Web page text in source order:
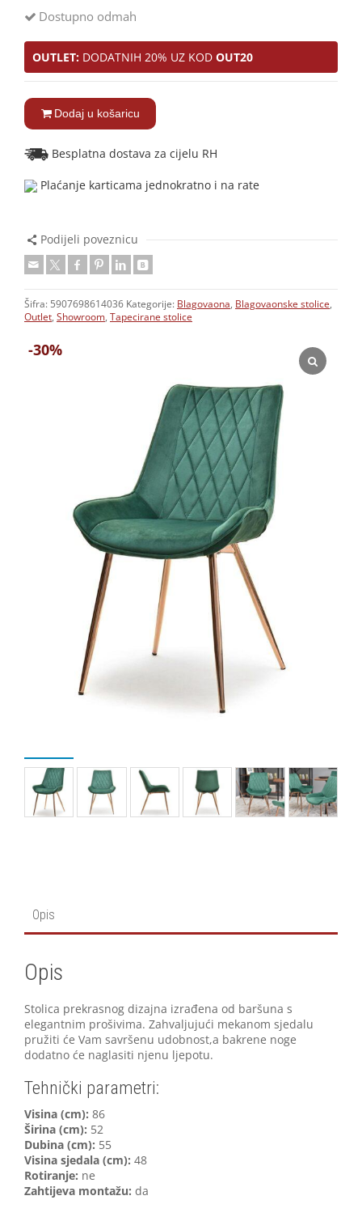
-30%
Dostupno odmah
OUTLET: DODATNIH 20% UZ KOD OUT20
Dodaj u košaricu
Besplatna dostava za cijelu RH
Plaćanje karticama jednokratno i na rate
Podijeli poveznicu
Šifra: 5907698614036 Kategorije: Blagovaona, Blagovaonske stolice,
Outlet, Showroom, Tapecirane stolice
Opis
Opis
Stolica prekrasnog dizajna izrađena od baršuna s
elegantnim prošivima. Zahvaljujući mekanom sjedalu
pružiti će Vam savršenu udobnost,a bakrene noge
dodatno će naglasiti njenu ljepotu.
Tehnički parametri:
Visina (cm): 86
Širina (cm): 52
Dubina (cm): 55
Visina sjedala (cm): 48
Rotiranje: ne
Zahtijeva montažu: da